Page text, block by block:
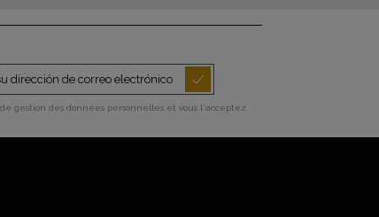
gestion des données personnelles et vous l'acceptez.